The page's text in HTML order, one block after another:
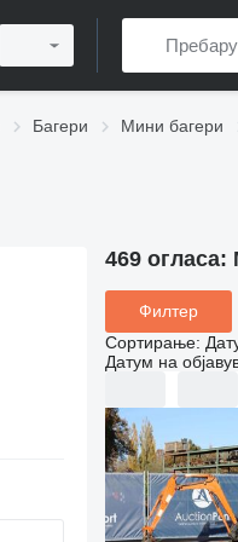
Багери Мини багери
469 огласа:
Филтер
Сортирање:
Датум на